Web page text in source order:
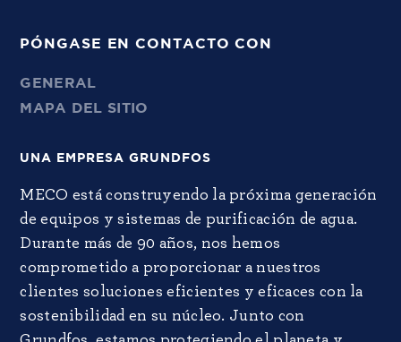
PÓNGASE EN CONTACTO CON
GENERAL
MAPA DEL SITIO
UNA EMPRESA GRUNDFOS
MECO está construyendo la próxima generación
de equipos y sistemas de purificación de agua.
Durante más de 90 años, nos hemos
comprometido a proporcionar a nuestros
clientes soluciones eficientes y eficaces con la
sostenibilidad en su núcleo. Junto con